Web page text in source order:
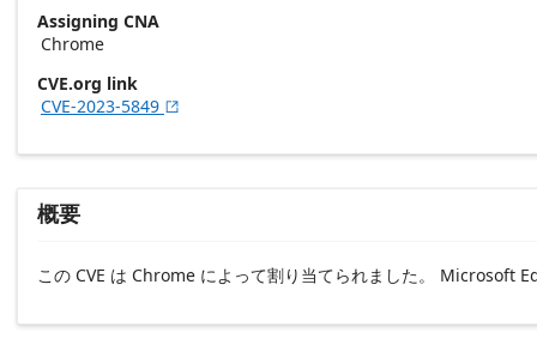
Assigning CNA
Chrome
CVE.org link
CVE-2023-5849 
概要
この CVE は Chrome によって割り当てられました。 Microsoft